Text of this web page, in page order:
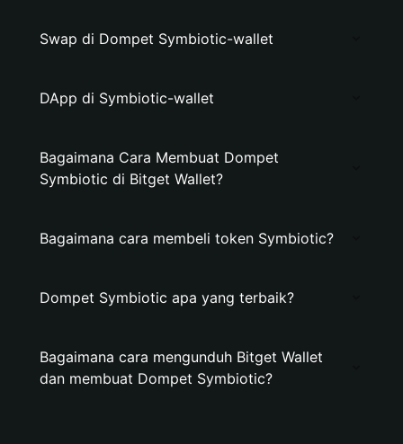
Swap di Dompet Symbiotic-wallet
DApp di Symbiotic-wallet
Bagaimana Cara Membuat Dompet
Symbiotic di Bitget Wallet?
Bagaimana cara membeli token Symbiotic?
Dompet Symbiotic apa yang terbaik?
Bagaimana cara mengunduh Bitget Wallet
dan membuat Dompet Symbiotic?